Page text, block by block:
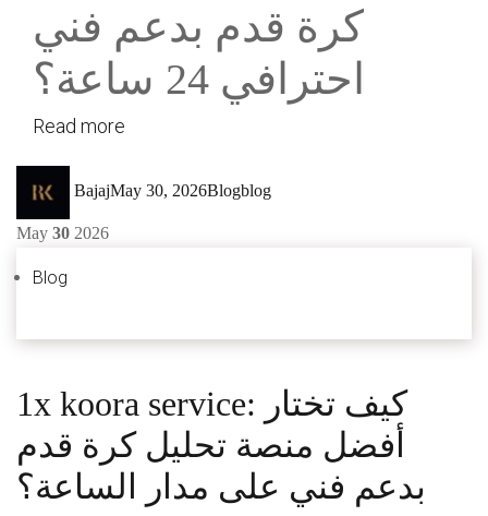
كرة قدم بدعم فني
احترافي 24 ساعة؟
Read more
BajajMay 30, 2026Blogblog
May 30 2026
Blog
1x koora service: كيف تختار
أفضل منصة تحليل كرة قدم
بدعم فني على مدار الساعة؟